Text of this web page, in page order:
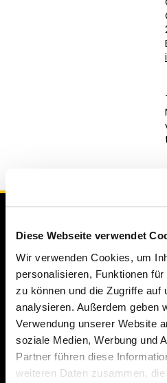
Diese Webseite verwendet
Wir verwenden Cookies, um
personalisieren, Funktionen
zu können und die Zugriffe auf
analysieren. Außerdem geben
Verwendung unserer Website
soziale Medien, Werbung und
Partner führen diese
weiteren Daten zusammen,
Mercedes-Benz
Mercedes razreda A
Mercedes razreda C